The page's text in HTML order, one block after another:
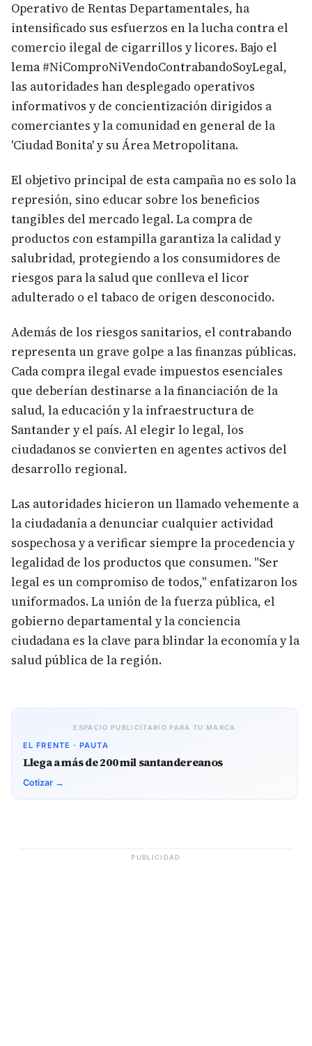
Operativo de Rentas Departamentales, ha
intensificado sus esfuerzos en la lucha contra el
comercio ilegal de cigarrillos y licores. Bajo el
lema #NiComproNiVendoContrabandoSoyLegal,
las autoridades han desplegado operativos
informativos y de concientización dirigidos a
comerciantes y la comunidad en general de la
'Ciudad Bonita' y su Área Metropolitana.
El objetivo principal de esta campaña no es solo la
represión, sino educar sobre los beneficios
tangibles del mercado legal. La compra de
productos con estampilla garantiza la calidad y
salubridad, protegiendo a los consumidores de
riesgos para la salud que conlleva el licor
adulterado o el tabaco de origen desconocido.
Además de los riesgos sanitarios, el contrabando
representa un grave golpe a las finanzas públicas.
Cada compra ilegal evade impuestos esenciales
que deberían destinarse a la financiación de la
salud, la educación y la infraestructura de
Santander y el país. Al elegir lo legal, los
ciudadanos se convierten en agentes activos del
desarrollo regional.
Las autoridades hicieron un llamado vehemente a
la ciudadanía a denunciar cualquier actividad
sospechosa y a verificar siempre la procedencia y
legalidad de los productos que consumen. "Ser
legal es un compromiso de todos," enfatizaron los
uniformados. La unión de la fuerza pública, el
gobierno departamental y la conciencia
ciudadana es la clave para blindar la economía y la
salud pública de la región.
ESPACIO PUBLICITARIO PARA TU MARCA
EL FRENTE · PAUTA
Llega a más de 200 mil santandereanos
Cotizar →
PUBLICIDAD